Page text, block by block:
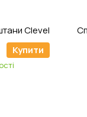
Купити